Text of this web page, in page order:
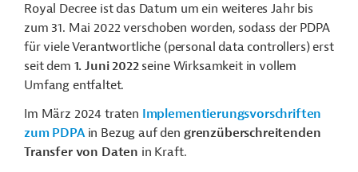
Royal Decree ist das Datum um ein weiteres Jahr bis
zum 31. Mai 2022 verschoben worden, sodass der PDPA
für viele Verantwortliche (personal data controllers) erst
seit dem 1. Juni 2022seine Wirksamkeit in vollem
Umfang entfaltet.
Im März 2024 traten Implementierungsvorschriften
zum PDPAin Bezug auf den grenzüberschreitenden
Transfer von Daten in Kraft.